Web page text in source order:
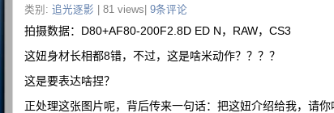
类别: 追光逐影 | 81 views| 9条评论
拍摄数据：D80+AF80-200F2.8D ED N，RAW，CS3
这妞身材长相都8错，不过，这是啥米动作？？？？
这是要表达啥捏？
正处理这张图片呢，背后传来一句话：把这妞介绍给我，请